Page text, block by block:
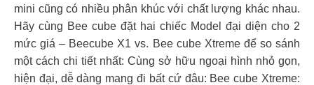
mini cũng có nhiều phân khúc với chất lượng khác nhau.
Hãy cùng Bee cube đặt hai chiếc Model đại diện cho 2
mức giá – Beecube X1 vs. Bee cube Xtreme để so sánh
một cách chi tiết nhất: Cùng sở hữu ngoại hình nhỏ gọn,
hiện đại, dễ dàng mang đi bất cứ đâu: Bee cube Xtreme: